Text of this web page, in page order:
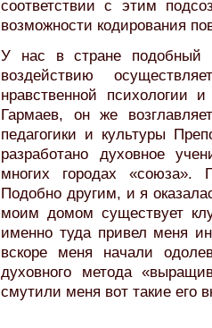
соответствии с этим
возможности кодирования
У нас в стране подобный
воздействию
нравственной
Гармаев, он же
педагогики и культуры
разработано духовное
многих городах «союза».
Подобно другим, и я
моим домом существует
именно туда привел меня
вскоре меня начали
духовного метода
смутили меня вот такие его